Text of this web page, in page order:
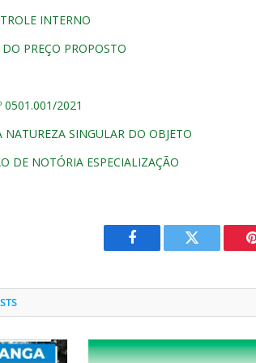
INTERNO
PREÇO PROPOSTO
0501.001/2021
NATUREZA SINGULAR DO OBJETO
DE NOTÓRIA ESPECIALIZAÇÃO
Facebook Twitter